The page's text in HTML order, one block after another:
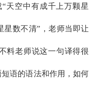
天空中有成千上万颗星
星数不清”，老师当即让
料老师说这一句译得很
语的语法和作用，如何